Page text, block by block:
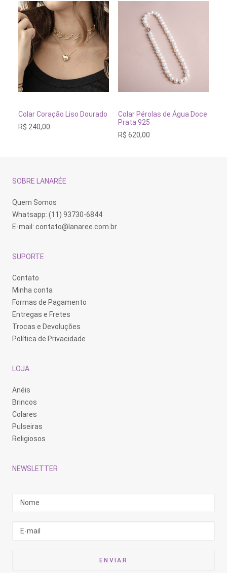
ADICIONAR AO CARRINHO
Colar Coração Liso Dourado
R$ 240,00
ADICIONAR AO
Colar Pérolas de Água Doce
Prata 925
R$ 620,00
SOBRE LANARÉE
Quem Somos
Whatsapp: (11) 93730-6844
E-mail: contato@lanaree.com.br
SUPORTE
Contato
Minha conta
Formas de Pagamento
Entregas e Fretes
Trocas e Devoluções
Política de Privacidade
LOJA
Anéis
Brincos
Colares
Pulseiras
Religiosos
NEWSLETTER